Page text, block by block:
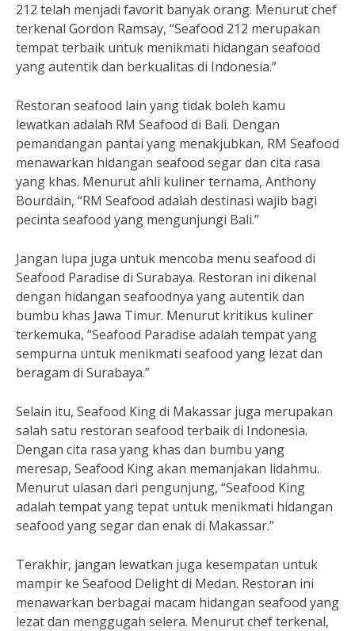
212 telah menjadi favorit banyak orang. Menurut chef
terkenal Gordon Ramsay, “Seafood 212 merupakan
tempat terbaik untuk menikmati hidangan seafood
yang autentik dan berkualitas di Indonesia.”
Restoran seafood lain yang tidak boleh kamu
lewatkan adalah RM Seafood di Bali. Dengan
pemandangan pantai yang menakjubkan, RM Seafood
menawarkan hidangan seafood segar dan cita rasa
yang khas. Menurut ahli kuliner ternama, Anthony
Bourdain, “RM Seafood adalah destinasi wajib bagi
pecinta seafood yang mengunjungi Bali.”
Jangan lupa juga untuk mencoba menu seafood di
Seafood Paradise di Surabaya. Restoran ini dikenal
dengan hidangan seafoodnya yang autentik dan
bumbu khas Jawa Timur. Menurut kritikus kuliner
terkemuka, “Seafood Paradise adalah tempat yang
sempurna untuk menikmati seafood yang lezat dan
beragam di Surabaya.”
Selain itu, Seafood King di Makassar juga merupakan
salah satu restoran seafood terbaik di Indonesia.
Dengan cita rasa yang khas dan bumbu yang
meresap, Seafood King akan memanjakan lidahmu.
Menurut ulasan dari pengunjung, “Seafood King
adalah tempat yang tepat untuk menikmati hidangan
seafood yang segar dan enak di Makassar.”
Terakhir, jangan lewatkan juga kesempatan untuk
mampir ke Seafood Delight di Medan. Restoran ini
menawarkan berbagai macam hidangan seafood yang
lezat dan menggugah selera. Menurut chef terkenal,